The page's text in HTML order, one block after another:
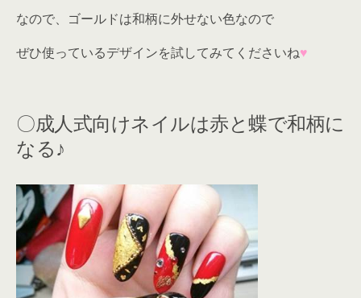
なので、ゴールドは和柄に外せない色なので
ぜひ使っているデザインを試してみてくださいね♥
〇成人式向けネイルは赤と蝶で和柄に
なる♪